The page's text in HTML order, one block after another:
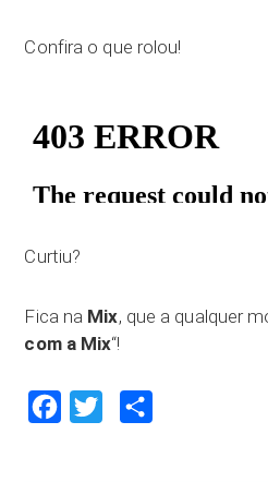
Confira o que rolou!
Curtiu?
Fica na Mix, que a qualquer
com a Mix“!
Facebook Twitter